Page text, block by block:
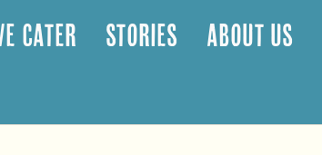
CATER STORIES ABOUT US